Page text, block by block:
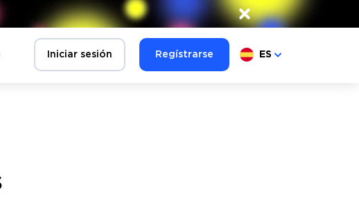
×
Iniciar sesión Regístrarse ES